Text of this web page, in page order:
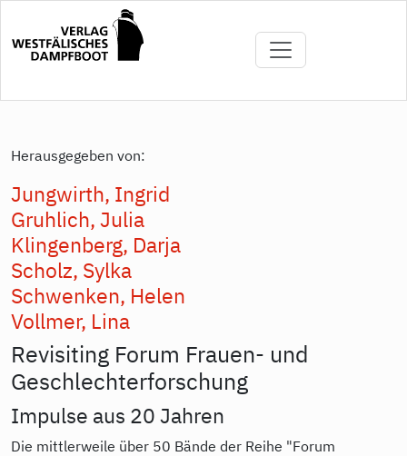
Inhalt
Herausgegeben von:
Jungwirth, Ingrid
Gruhlich, Julia
Klingenberg, Darja
Scholz, Sylka
Schwenken, Helen
Vollmer, Lina
Revisiting Forum Frauen- und
Geschlechterforschung
Impulse aus 20 Jahren
Die mittlerweile über 50 Bände der Reihe "Forum